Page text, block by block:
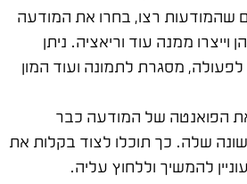
שהמודעות רצו, בחרו את המודעה
ממנה עוד וריאציה. ניתן
מסגרת לתמונה ועוד המון
הפואנטה של המודעה כבר
שלה. כך תוכלו לצוד בקלות את
להמשיך וללחוץ עליה.